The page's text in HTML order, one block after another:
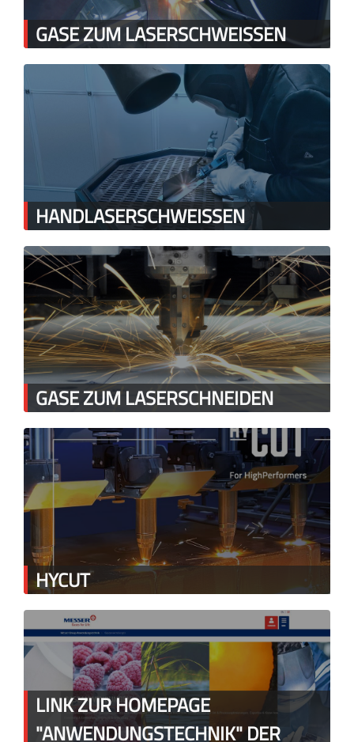
GASE ZUM LASERSCHWEISSEN
HANDLASERSCHWEISSEN
GASE ZUM LASERSCHNEIDEN
HYCUT
LINK ZUR HOMEPAGE
"ANWENDUNGSTECHNIK" DER